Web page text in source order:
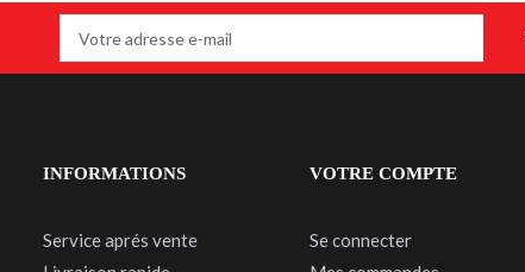
INFORMATIONS
Service aprés vente
VOTRE COMPTE
Se connecter